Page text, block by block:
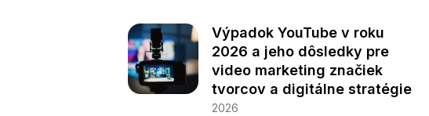
Výpadok YouTube v roku
2026 a jeho dôsledky pre
video marketing značiek
tvorcov a digitálne stratégie
2026